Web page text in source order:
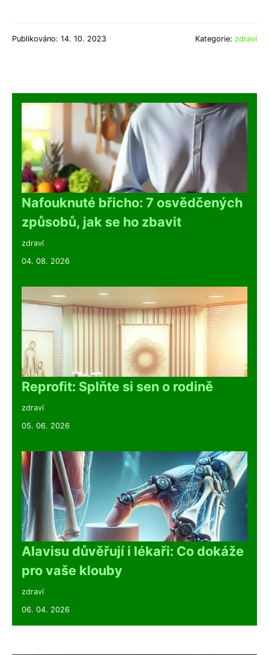
Publikováno: 14. 10. 2023 Kategorie: zdraví
Nafouknuté břicho: 7 osvědčených
způsobů, jak se ho zbavit
zdraví
04. 08. 2026
Reprofit: Splňte si sen o rodině
zdraví
05. 06. 2026
Alavisu důvěřují i lékaři: Co dokáže
pro vaše klouby
zdraví
06. 04. 2026